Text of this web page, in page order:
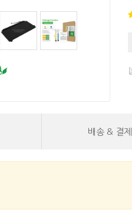
배송 & 결제